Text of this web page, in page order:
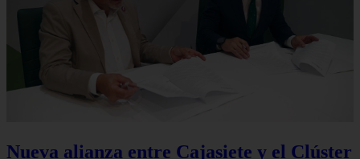
Nueva alianza entre Cajasiete y el Clúster